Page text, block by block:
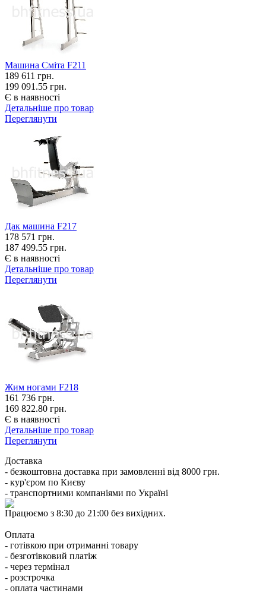
Машина Сміта F211
189 611 грн.
199 091.55 грн.
Є в наявності
Детальніше про товар
Переглянути
Дак машина F217
178 571 грн.
187 499.55 грн.
Є в наявності
Детальніше про товар
Переглянути
Жим ногами F218
161 736 грн.
169 822.80 грн.
Є в наявності
Детальніше про товар
Переглянути
Доставка
- безкоштовна доставка при замовленні від 8000 грн.
- кур'єром по Києву
- транспортними компаніями по Україні
Працюємо з 8:30 до 21:00 без вихідних.
Оплата
- готівкою при отриманні товару
- безготівковий платіж
- через термінал
- розстрочка
- оплата частинами